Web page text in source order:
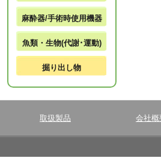
麻酔器/手術時使用機器
魚類・生物(代謝･運動)
掘り出し物
取扱製品 会社概